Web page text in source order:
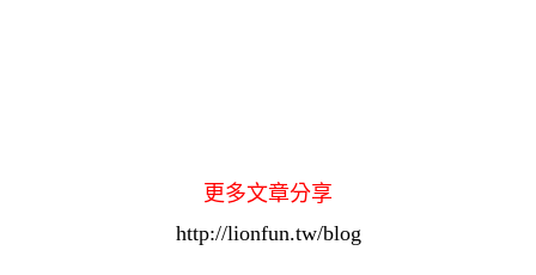
更多文章分享
http://lionfun.tw/blog